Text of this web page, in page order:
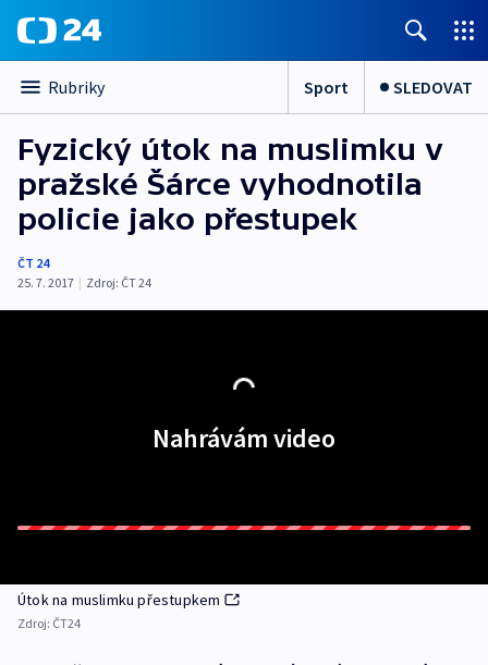
Rubriky Sport SLEDOVAT
Fyzický útok na muslimku v
pražské Šárce vyhodnotila
policie jako přestupek
ČT 24
25. 7. 2017 | Zdroj: ČT 24
Nahrávám video
Útok na muslimku přestupkem
Zdroj: ČT24